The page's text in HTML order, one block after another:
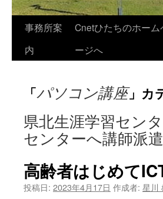
コ
ツ
へ
キ
事務所案
内
Cnetひたちのホーム
ージへ
「パソコン講座」カ
県北生涯学習セン
センターへ講師派
高齢者はじめて
投稿日: 2023年4月17日 作成者: 星川